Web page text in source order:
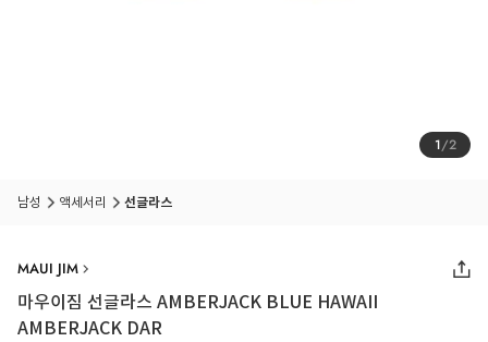
1/2
남성 액세서리 선글라스
MAUI JIM
마우이짐 선글라스 AMBERJACK BLUE HAWAII
AMBERJACK DAR